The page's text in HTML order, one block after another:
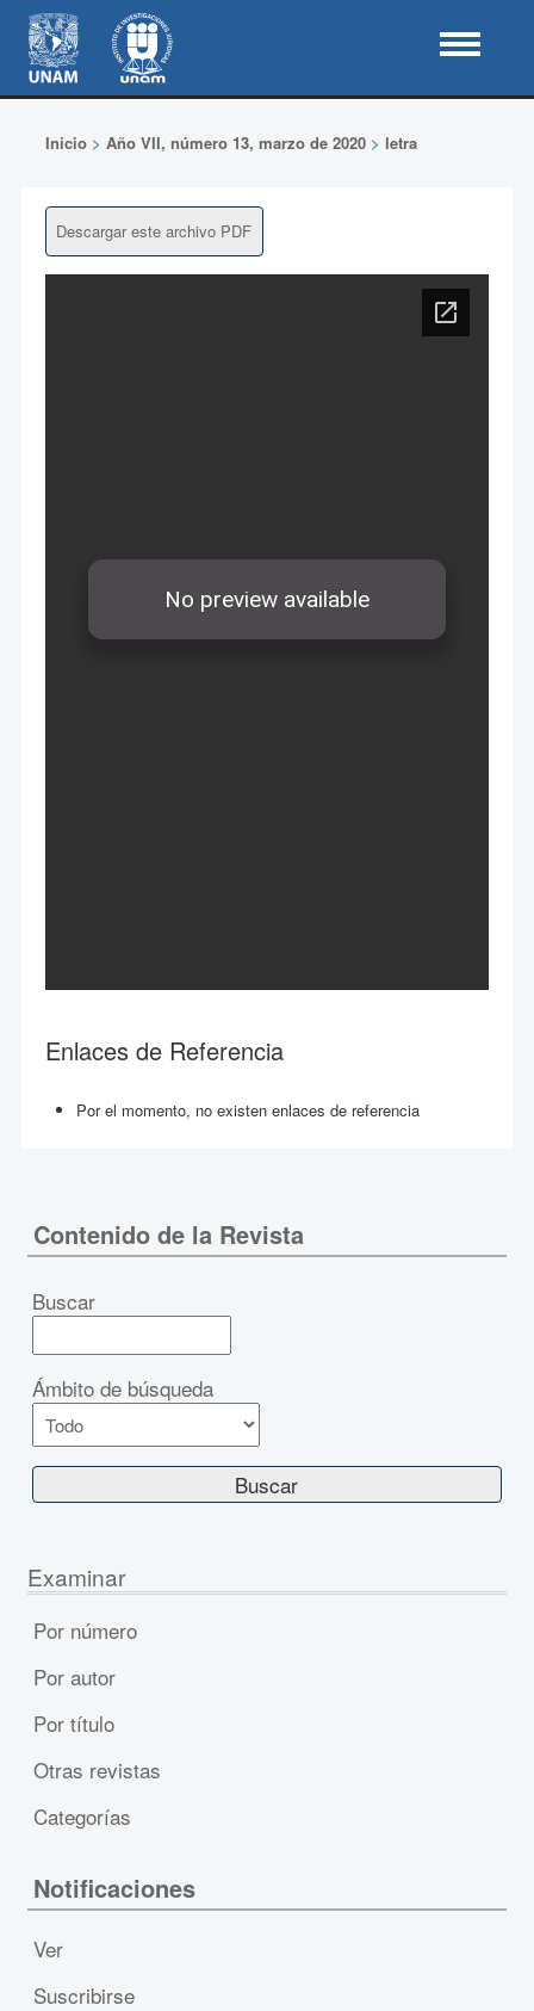
Inicio> Año VII, número 13, marzo de 2020> letra
Descargar este archivo PDF
Enlaces de Referencia
Por el momento, no existen enlaces de referencia
Contenido de la Revista
Buscar
Ámbito de búsqueda
Examinar
Por número
Por autor
Por título
Otras revistas
Categorías
Notificaciones
Ver
Suscribirse